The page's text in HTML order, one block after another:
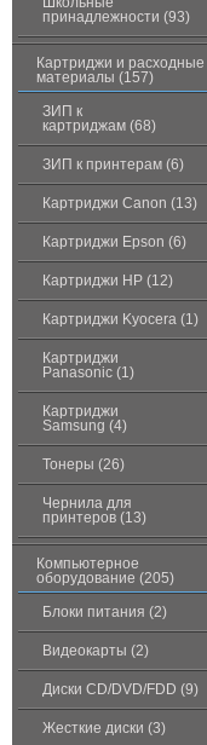
принадлежности (93)
Картриджи и расходные
материалы (157)
ЗИП к
картриджам (68)
ЗИП к принтерам (6)
Картриджи Canon (13)
Картриджи Epson (6)
Картриджи HP (12)
Картриджи Kyocera (1)
Картриджи
Panasonic (1)
Картриджи
Samsung (4)
Тонеры (26)
Чернила для
принтеров (13)
Компьютерное
оборудование (205)
Блоки питания (2)
Видеокарты (2)
Диски CD/DVD/FDD (9)
Жесткие диски (3)